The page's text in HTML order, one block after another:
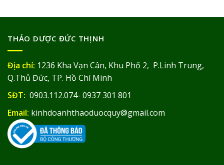
THẢO DƯỢC ĐỨC THỊNH
Địa chỉ: 1236 Kha Vạn Cân, Khu Phố 2, P.Linh Trung,
Q.Thủ Đức, TP. Hồ Chí Minh
SĐT: 0903.112.074- 0937 301 801
Email: kinhdoanhthaoduocquy@gmail.com